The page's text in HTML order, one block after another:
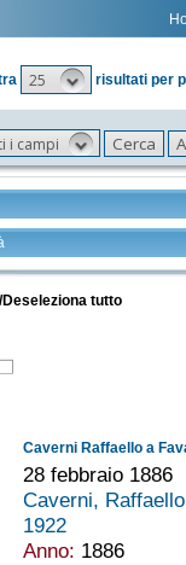
25 risultati per
i campi
tutto
Caverni Raffaello a
28 febbraio 1886
Caverni,
1922
Anno: 1886